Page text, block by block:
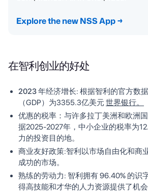
Explore the new NSS App →
在智利创业的好处
2023 年经济增长: 根据智利的官方数
（GDP）为3355.3亿美元世界银行。
优惠的税率 ：与许多拉丁美洲和欧洲
据2025-2027年，中小企业的税率为
力的投资目的地。
商业友好政策:智利以市场自由化和商
成功的市场。
熟练的劳动力: 智利拥有 96.40% 的识
得高技能和才华的人力资源提供了机会